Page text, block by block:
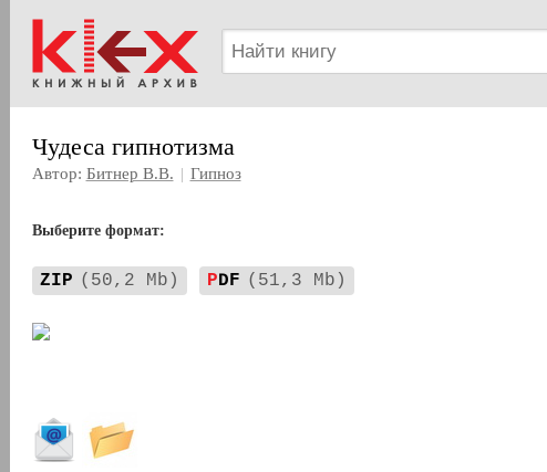
Чудеса гипнотизма
Автор: Битнер В.В. | Гипноз
Выберите формат:
ZIP (50,2 Mb) PDF (51,3 Mb)